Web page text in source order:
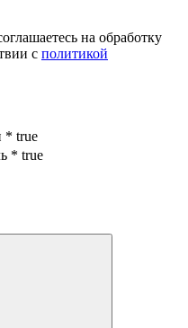
на обработку
с политикой
* true
* true